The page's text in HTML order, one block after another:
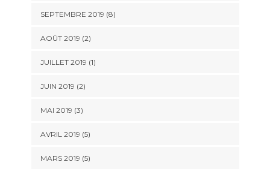
SEPTEMBRE 2019 (8)
AOÛT 2019 (2)
JUILLET 2019 (1)
JUIN 2019 (2)
MAI 2019 (3)
AVRIL 2019 (5)
MARS 2019 (5)